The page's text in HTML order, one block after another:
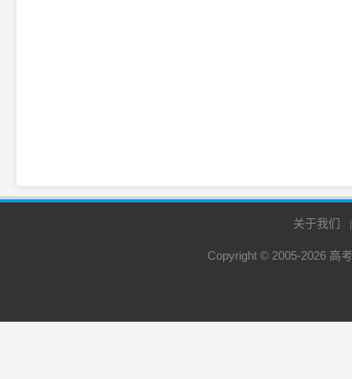
关于我们
Copyright © 2005-2026 高